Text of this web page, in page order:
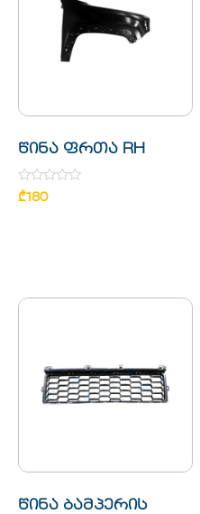
წინა ფრთა RH
Rated
0
₾180
წინა ბამპერის